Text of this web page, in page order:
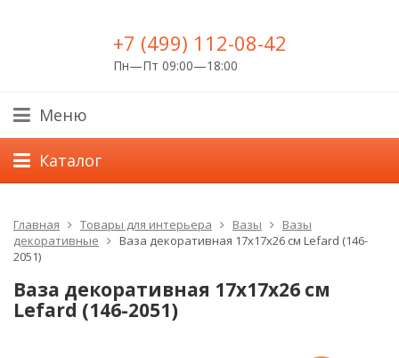
+7 (499) 112-08-42
Пн—Пт 09:00—18:00
Меню
Каталог
Главная Товары для интерьера Вазы
Вазы
декоративные
Ваза декоративная 17х17х26 см Lefard (146-
2051)
Ваза декоративная 17х17х26 см
Lefard (146-2051)